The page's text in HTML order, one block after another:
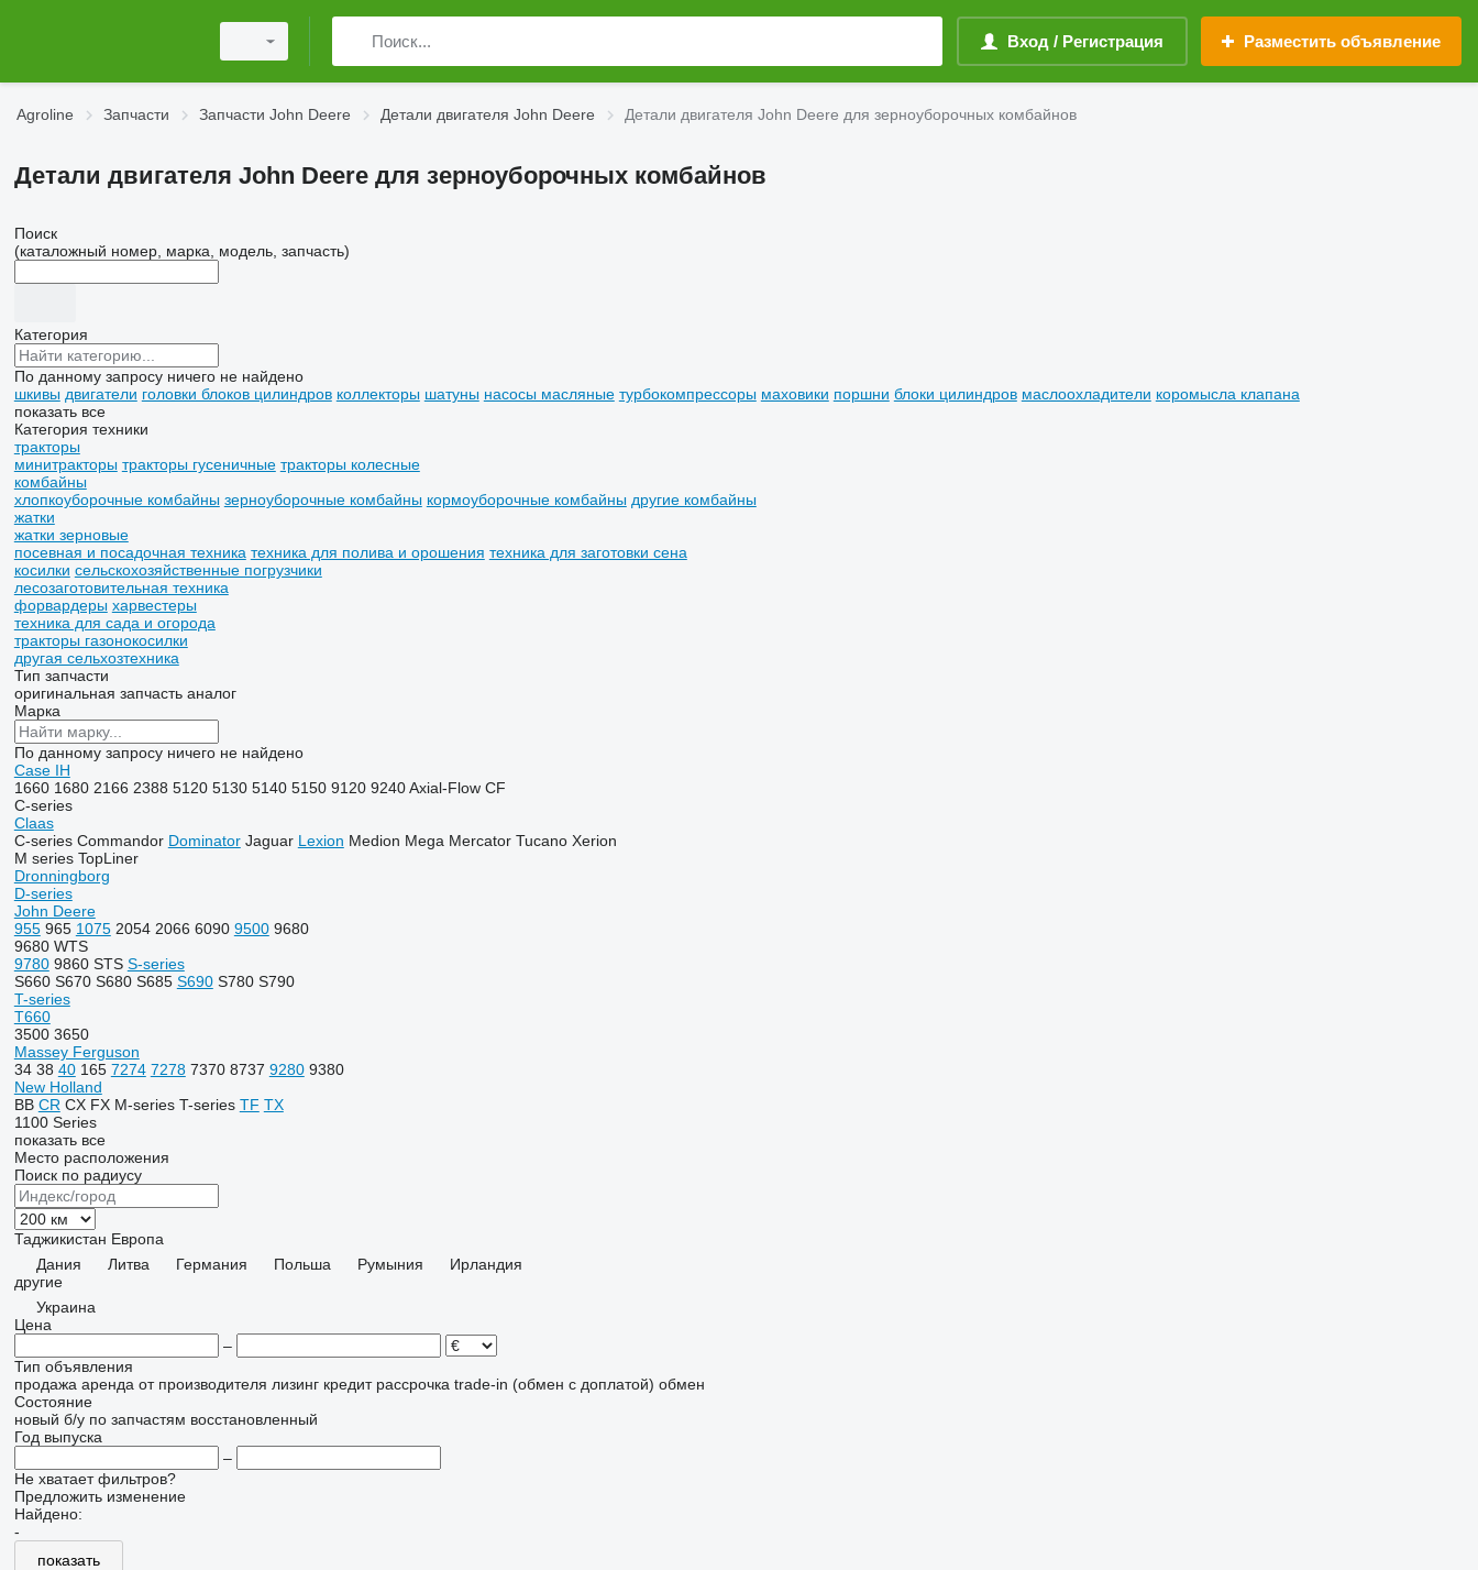
Вход / Регистрация Разместить объявление
Agroline Запчасти Запчасти John Deere Детали двигателя John Deere Детали двигателя John Deere для зерноуборочных комбайнов
Детали двигателя John Deere для зерноуборочных комбайнов
Поиск
(каталожный номер, марка, модель, запчасть)
Категория
По данному запросу ничего не найдено
шкивы двигатели головки блоков цилиндров коллекторы шатуны насосы масляные турбокомпрессоры маховики поршни блоки цилиндров маслоохладители коромысла клапана
показать все
Категория техники
тракторы
минитракторы тракторы гусеничные тракторы колесные
комбайны
хлопкоуборочные комбайны зерноуборочные комбайны кормоуборочные комбайны другие комбайны
жатки
жатки зерновые
посевная и посадочная техника техника для полива и орошения техника для заготовки сена
косилки сельскохозяйственные погрузчики
лесозаготовительная техника
форвардеры харвестеры
техника для сада и огорода
тракторы газонокосилки
другая сельхозтехника
Тип запчасти
оригинальная запчасть аналог
Марка
По данному запросу ничего не найдено
Case IH
1660 1680 2166 2388 5120 5130 5140 5150 9120 9240 Axial-Flow CF
C-series
Claas
C-series Commandor Dominator Jaguar Lexion Medion Mega Mercator Tucano Xerion
M series TopLiner
Dronningborg
D-series
John Deere
955 965 1075 2054 2066 6090 9500 9680
9680 WTS
9780 9860 STS S-series
S660 S670 S680 S685 S690 S780 S790
T-series
T660
3500 3650
Massey Ferguson
34 38 40 165 7274 7278 7370 8737 9280 9380
New Holland
BB CR CX FX M-series T-series TF TX
1100 Series
показать все
Место расположения
Поиск по радиусу
Таджикистан Европа
Дания
Литва Германия Польша Румыния
Ирландия
другие
Украина
Цена
–
Тип объявления
продажа аренда от производителя лизинг кредит рассрочка trade-in (обмен с доплатой) обмен
Состояние
новый б/у по запчастям восстановленный
Год выпуска
–
Не хватает фильтров?
Предложить изменение
Найдено:
-
показать